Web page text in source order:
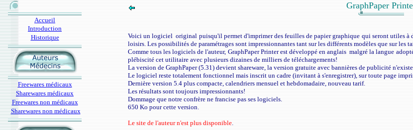
Accueil
Introduction
Historique
Freewares médicaux
Sharewares médicaux
Freewares non médicaux
Sharewares non médicaux
GraphPaper
Voici un logiciel original puisqu'il permet d'imprimer des feuilles de papier graphique qui seront utiles à
loisirs. Les possibilités de paramétrages sont impressionnantes tant sur les différents modèles que sur les
Comme tous les logiciels de l'auteur, GraphPaper Printer est développé en anglais malgré la langue
plébiscité cet utilitaire avec plusieurs dizaines de milliers de téléchargements!
La version de GraphPaper (5.31) devient shareware, la version gratuite avec bannières de publicité
Le logiciel reste totalement fonctionnel mais inscrit un cadre (invitant à s'enregistrer), sur toute page
Dernière version 5.4 plus compacte, calendriers mensuel et hebdomadaire, nouveau tarif.
Les résultats sont toujours impressionnants!
Dommage que notre confrère ne francise pas ses logiciels.
650 Ko pour cette version.
Le site de l'auteur n'est plus disponible.